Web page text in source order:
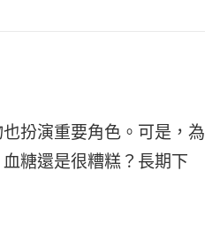
扮演重要角色。可是，為
糖還是很糟糕？長期下